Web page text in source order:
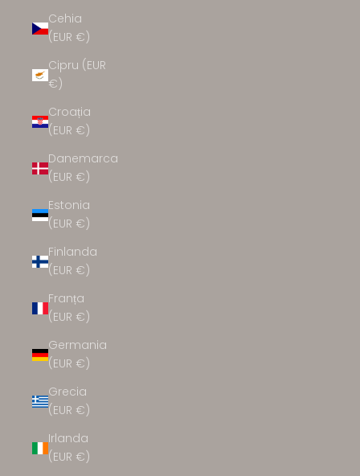
Cehia
(EUR €)
Cipru (EUR
€)
Croația
(EUR €)
Danemarca
(EUR €)
Estonia
(EUR €)
Finlanda
(EUR €)
Franța
(EUR €)
Germania
(EUR €)
Grecia
(EUR €)
Irlanda
(EUR €)